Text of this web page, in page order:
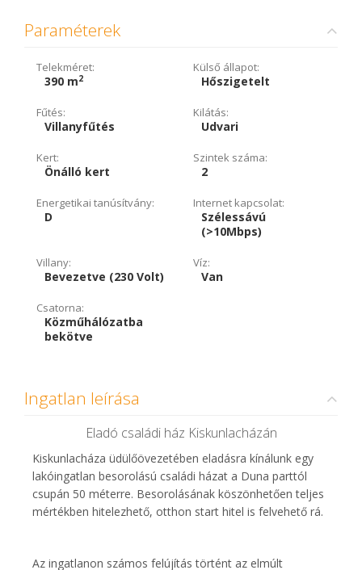
Paraméterek
Telekméret:
390 m2
Külső állapot:
Hőszigetelt
Fűtés:
Villanyfűtés
Kilátás:
Udvari
Kert:
Önálló kert
Szintek száma:
2
Energetikai tanúsítvány:
D
Internet kapcsolat:
Szélessávú
(>10Mbps)
Villany:
Bevezetve (230 Volt)
Víz:
Van
Csatorna:
Közműhálózatba
bekötve
Ingatlan leírása
Eladó családi ház Kiskunlacházán
Kiskunlacháza üdülőövezetében eladásra kínálunk egy
lakóingatlan besorolású családi házat a Duna parttól
csupán 50 méterre. Besorolásának köszönhetően teljes
mértékben hitelezhető, otthon start hitel is felvehető rá.
Az ingatlanon számos felújítás történt az elmúlt